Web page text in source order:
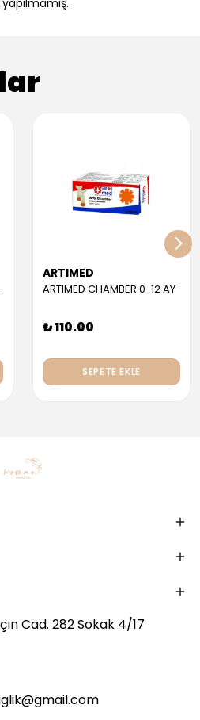
GEL 30 ML
ARTIMED
ARTIMED CHAMBER 0-12 AY
₺ 110.00
SEPETE EKLE
Cad. 282 Sokak 4/17